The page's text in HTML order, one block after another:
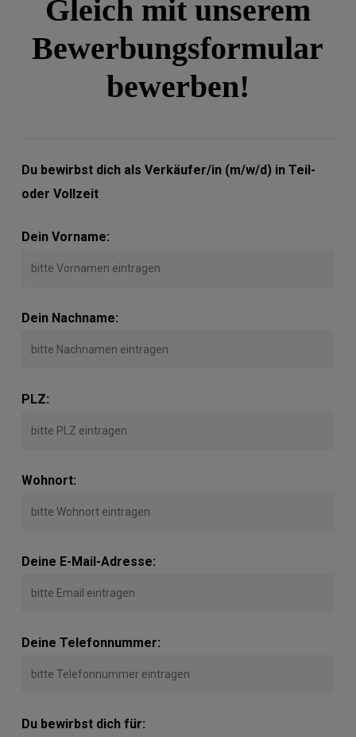
Gleich mit unserem
Bewerbungsformular
bewerben!
Du bewirbst dich als Verkäufer/in (m/w/d) in Teil-
oder Vollzeit
Dein Vorname:
Dein Nachname:
PLZ:
Wohnort:
Deine E-Mail-Adresse:
Deine Telefonnummer:
Du bewirbst dich für: